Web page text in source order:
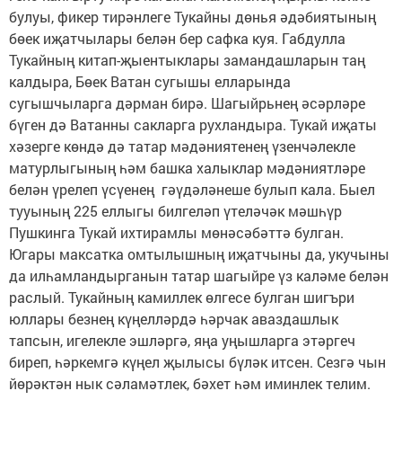
булуы, фикер тирәнлеге Тукайны дөнья әдәбиятының
бөек иҗатчылары белән бер сафка куя. Габдулла
Тукайның китап-җыентыклары замандашларын таң
калдыра, Бөек Ватан сугышы елларында
сугышчыларга дәрман бирә. Шагыйрьнең әсәрләре
бүген дә Ватанны сакларга рухландыра. Тукай иҗаты
хәзерге көндә дә татар мәдәниятенең үзенчәлекле
матурлыгының һәм башка халыклар мәдәниятләре
белән үрелеп үсүенең гәүдәләнеше булып кала. Быел
тууының 225 еллыгы билгеләп үтеләчәк мәшһүр
Пушкинга Тукай ихтирамлы мөнәсәбәттә булган.
Югары максатка омтылышның иҗатчыны да, укучыны
да илһамландырганын татар шагыйре үз каләме белән
раслый. Тукайның камиллек өлгесе булган шигъри
юллары безнең күңелләрдә һәрчак аваздашлык
тапсын, игелекле эшләргә, яңа уңышларга этәргеч
биреп, һәркемгә күңел җылысы бүләк итсен. Сезгә чын
йөрәктән нык сәламәтлек, бәхет һәм иминлек телим.